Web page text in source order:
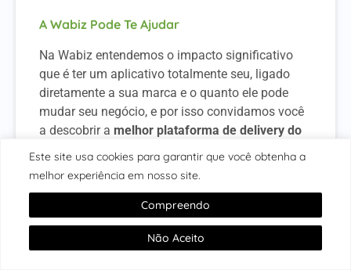
Este site usa cookies para garantir que você obtenha a
melhor experiência em nosso site.
Não Aceito
Compreendo
A Wabiz Pode Te Ajudar
Na Wabiz entendemos o impacto significativo
que é ter um aplicativo totalmente seu, ligado
diretamente a sua marca e o quanto ele pode
mudar seu negócio, e por isso convidamos você
a descobrir a melhor plataforma de delivery do
mercado
, a Wabiz.
Nossa plataforma é totalmente projetada para
facilitar a utilização e gestão de seu negócio,
com foco total em cativar e recompensar os
clientes, impulsionando-os a serem mais leais e
com isso elevando seu negócio a novos